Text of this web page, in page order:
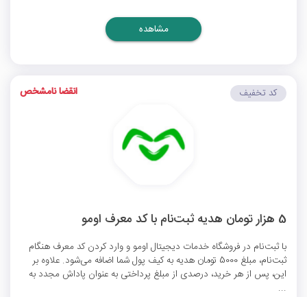
مشاهده
5 هزار تومان هدیه ثبت‌نام با کد معرف اومو
با ثبت‌نام در فروشگاه خدمات دیجیتال اومو و وارد کردن کد معرف هنگام
ثبت‌نام، مبلغ 5000 تومان هدیه به کیف پول شما اضافه می‌شود. علاوه بر
این، پس از هر خرید، درصدی از مبلغ پرداختی به عنوان پاداش مجدد به
...
کد تخفیف انقضا نامشخص